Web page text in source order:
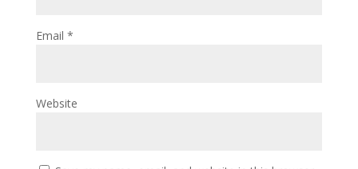
Email *
Website